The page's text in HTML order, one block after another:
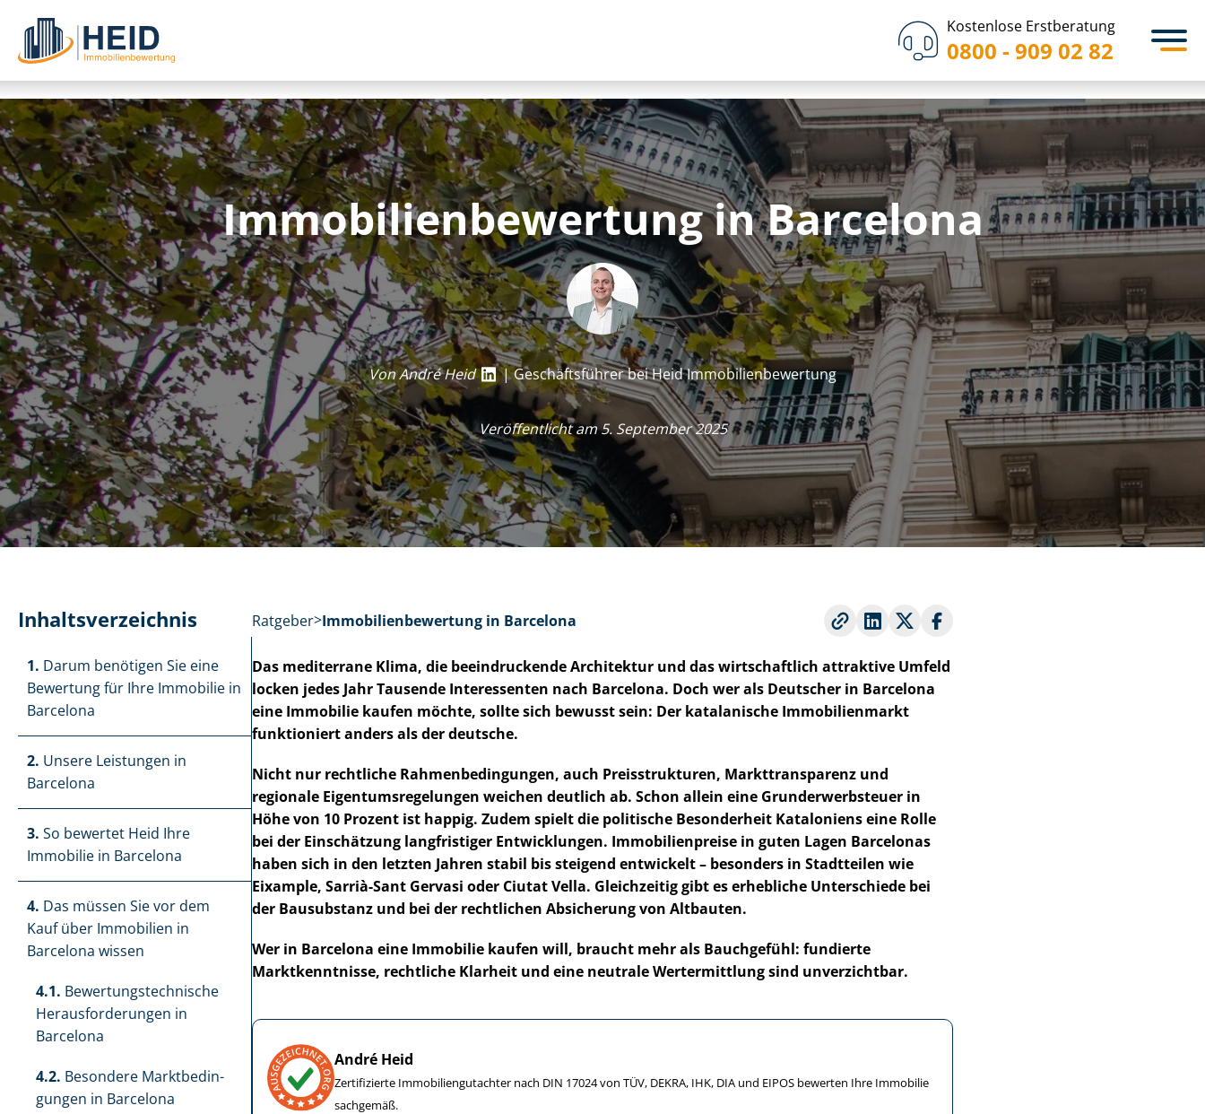
Kostenlose Erstberatung
0800 - 909 02 82
Im­mo­bi­li­en­be­wer­tung in Barcelona
Von André Heid | Geschäftsführer bei Heid Im­mo­bi­li­en­be­wer­tung
Veröffentlicht am 5. September 2025
In­halts­ver­zeich­nis
1. Darum benötigen Sie eine
Bewertung für Ihre Immobilie in
Barcelona
2. Unsere Leistungen in
Barcelona
3. So bewertet Heid Ihre
Immobilie in Barcelona
4. Das müssen Sie vor dem
Kauf über Immobilien in
Barcelona wissen
4.1. Be­wer­tungs­tech­ni­sche
Her­aus­for­de­run­gen in
Barcelona
4.2. Besondere Markt­be­din­
gun­gen in Barcelona
Ratgeber Im­mo­bi­li­en­be­wer­tung in Barcelona
Das mediterrane Klima, die beeindruckende Architektur und das wirtschaftlich attraktive Umfeld
locken jedes Jahr Tausende Interessenten nach Barcelona. Doch wer als Deutscher in Barcelona
eine Immobilie kaufen möchte, sollte sich bewusst sein: Der katalanische Immobilienmarkt
funktioniert anders als der deutsche.
Nicht nur rechtliche Rah­men­be­din­gun­gen, auch Preisstrukturen, Markt­trans­pa­renz und
regionale Ei­gen­tums­re­ge­lun­gen weichen deutlich ab. Schon allein eine Grund­er­werb­steu­er in
Höhe von 10 Prozent ist happig. Zudem spielt die politische Besonderheit Kataloniens eine Rolle
bei der Einschätzung langfristiger Entwicklungen. Im­mo­bi­li­en­prei­se in guten Lagen Barcelonas
haben sich in den letzten Jahren stabil bis steigend entwickelt – besonders in Stadtteilen wie
Eixample, Sarrià-Sant Gervasi oder Ciutat Vella. Gleichzeitig gibt es erhebliche Unterschiede bei
der Bausubstanz und bei der rechtlichen Absicherung von Altbauten.
Wer in Barcelona eine Immobilie kaufen will, braucht mehr als Bauchgefühl: fundierte
Marktkenntnisse, rechtliche Klarheit und eine neutrale Wertermittlung sind unverzichtbar.
André Heid
Zertifizierte Im­mo­bi­li­en­gut­ach­ter nach DIN 17024 von TÜV, DEKRA, IHK, DIA und EIPOS bewerten Ihre Immobilie
sachgemäß.